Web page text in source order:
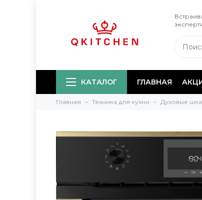
КАТАЛОГ ГЛАВНАЯ
Главная Техника для кухни Духовые